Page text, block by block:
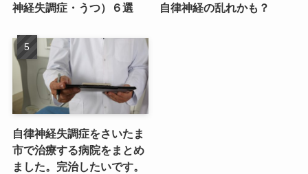
神経失調症・うつ）６選
自律神経の乱れかも？
自律神経失調症をさいたま
市で治療する病院をまとめ
ました。完治したいです。